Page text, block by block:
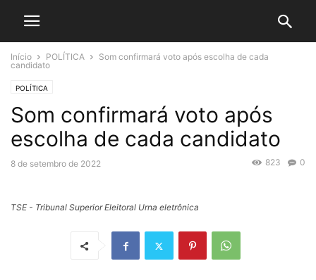
Início POLÍTICA
Som confirmará voto após escolha de cada
candidato
POLÍTICA
Som confirmará voto após
escolha de cada candidato
8 de setembro de 2022 0
823
TSE - Tribunal Superior Eleitoral Urna eletrônica